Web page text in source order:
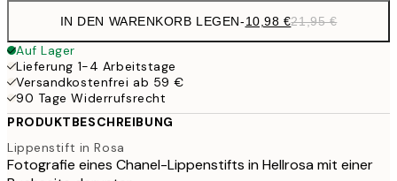
IN DEN WARENKORB LEGEN-10,98 €21,95 €
Auf Lager
Lieferung 1-4 Arbeitstage
Versandkostenfrei ab 59 €
90 Tage Widerrufsrecht
PRODUKTBESCHREIBUNG
Lippenstift in Rosa
Fotografie eines Chanel-Lippenstifts in Hellrosa mit einer